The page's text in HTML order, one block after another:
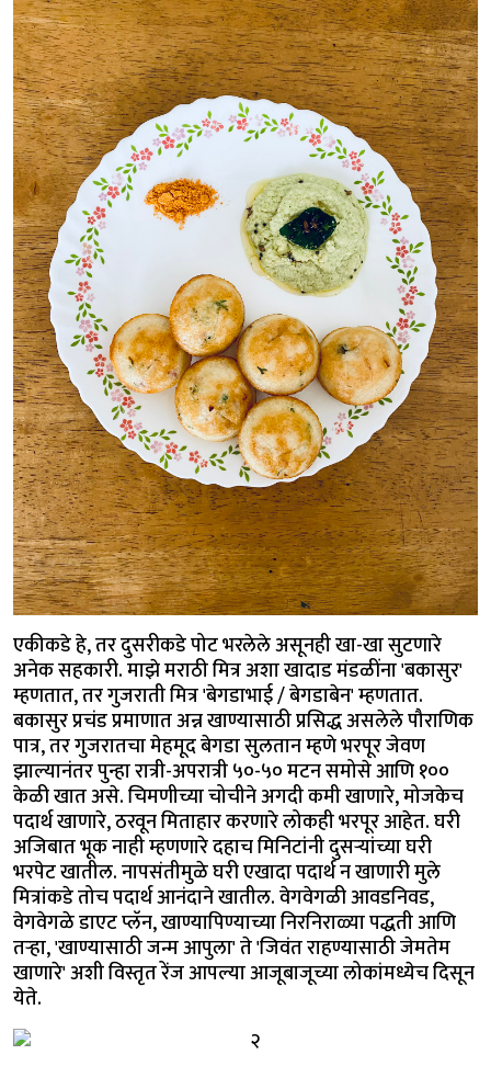
एकीकडे हे, तर दुसरीकडे पोट भरलेले असूनही खा-खा सुटणारे
अनेक सहकारी. माझे मराठी मित्र अशा खादाड मंडळींना 'बकासुर'
म्हणतात, तर गुजराती मित्र 'बेगडाभाई / बेगडाबेन' म्हणतात.
बकासुर प्रचंड प्रमाणात अन्न खाण्यासाठी प्रसिद्ध असलेले पौराणिक
पात्र, तर गुजरातचा मेहमूद बेगडा सुलतान म्हणे भरपूर जेवण
झाल्यानंतर पुन्हा रात्री-अपरात्री ५०-५० मटन समोसे आणि १००
केळी खात असे. चिमणीच्या चोचीने अगदी कमी खाणारे, मोजकेच
पदार्थ खाणारे, ठरवून मिताहार करणारे लोकही भरपूर आहेत. घरी
अजिबात भूक नाही म्हणणारे दहाच मिनिटांनी दुसऱ्यांच्या घरी
भरपेट खातील. नापसंतीमुळे घरी एखादा पदार्थ न खाणारी मुले
मित्रांकडे तोच पदार्थ आनंदाने खातील. वेगवेगळी आवडनिवड,
वेगवेगळे डाएट प्लॅन, खाण्यापिण्याच्या निरनिराळ्या पद्धती आणि
तऱ्हा, 'खाण्यासाठी जन्म आपुला' ते 'जिवंत राहण्यासाठी जेमतेम
खाणारे' अशी विस्तृत रेंज आपल्या आजूबाजूच्या लोकांमध्येच दिसून
येते.